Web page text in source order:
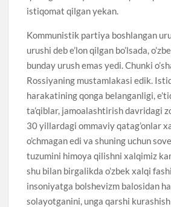
istiqomat qilgan yekan.
Kommunistik partiya boshlangan
urushi deb e’lon qilgan bo’lsada,
bunday urush emas yedi. Chunki
Rossiyaning mustamlakasi edik.
harakatining qonga belanganligi,
ta’qiblar, jamoalashtirish davridagi
30 yillardagi ommaviy qatag’onlar
o’chmagan edi va shuning uchun
tuzumini himoya qilishni xalqimiz
shu bilan birgalikda o’zbek xalqi
insoniyatga bolshevizm balosidan
solayotganini, unga qarshi